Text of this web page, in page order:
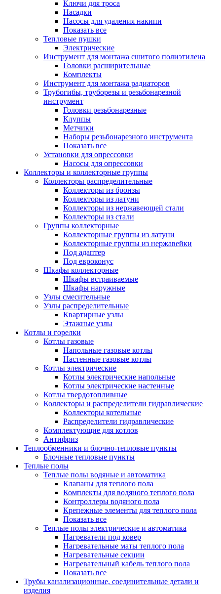
Ключи для троса
Насадки
Насосы для удаления накипи
Показать все
Тепловые пушки
Электрические
Инструмент для монтажа сшитого полиэтилена
Головки расширительные
Комплекты
Инструмент для монтажа радиаторов
Трубогибы, труборезы и резьбонарезной
инструмент
Головки резьбонарезные
Клуппы
Метчики
Наборы резьбонарезного инструмента
Показать все
Установки для опрессовки
Насосы для опрессовки
Коллекторы и коллекторные группы
Коллекторы распределительные
Коллекторы из бронзы
Коллекторы из латуни
Коллекторы из нержавеющей стали
Коллекторы из стали
Группы коллекторные
Коллекторные группы из латуни
Коллекторные группы из нержавейки
Под адаптер
Под евроконус
Шкафы коллекторные
Шкафы встраиваемые
Шкафы наружные
Узлы смесительные
Узлы распределительные
Квартирные узлы
Этажные узлы
Котлы и горелки
Котлы газовые
Напольные газовые котлы
Настенные газовые котлы
Котлы электрические
Котлы электрические напольные
Котлы электрические настенные
Котлы твердотопливные
Коллекторы и распределители гидравлические
Коллекторы котельные
Распределители гидравлические
Комплектующие для котлов
Антифриз
Теплообменники и блочно-тепловые пункты
Блочные тепловые пункты
Теплые полы
Теплые полы водяные и автоматика
Клапаны для теплого пола
Комплекты для водяного теплого пола
Контроллеры водяного пола
Крепежные элементы для теплого пола
Показать все
Теплые полы электрические и автоматика
Нагреватели под ковер
Нагревательные маты теплого пола
Нагревательные секции
Нагревательный кабель теплого пола
Показать все
Трубы канализационные, соединительные детали и
изделия